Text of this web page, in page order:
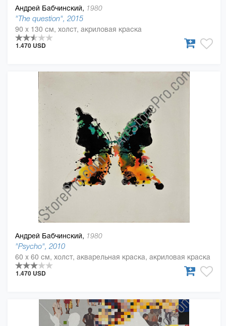
Андрей Бабчинский, 1980
"The question", 2015
90 x 130 см, холст, акриловая краска
1.470 USD
Андрей Бабчинский, 1980
"Psycho", 2010
60 x 60 см, холст, акварельная краска, акриловая краска
1.470 USD